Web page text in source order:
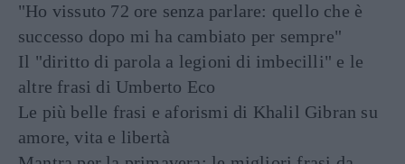
"Ho vissuto 72 ore senza parlare: quello che è
successo dopo mi ha cambiato per sempre"
Il "diritto di parola a legioni di imbecilli" e le
altre frasi di Umberto Eco
Le più belle frasi e aforismi di Khalil Gibran su
amore, vita e libertà